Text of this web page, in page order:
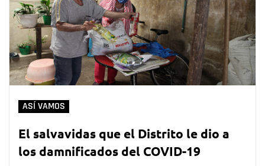
ASÍ VAMOS
El salvavidas que el Distrito le dio a
los damnificados del COVID-19